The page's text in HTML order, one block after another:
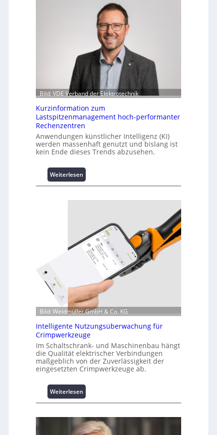
Bild: VDE Verband der Elektrotechnik
Kurzinformation zum
Lastspitzenmanagement hoch-performanter
Rechenzentren
Anwendungen künstlicher Intelligenz (KI)
werden massenhaft genutzt und bislang ist
kein Ende dieses Trends abzusehen.
Weiterlesen
K
r
f
t
i
o
n
u
m
L
a
s
s
p
i
z
e
Bild: Weidmüller GmbH & Co. KG
Intelligente Nutzungsüberwachung für
Crimpwerkzeuge
Im Schaltschrank- und Maschinenbau hängt
die Qualität elektrischer Verbindungen
maßgeblich von der Zuverlässigkeit der
eingesetzten Crimpwerkzeuge ab.
Weiterlesen
I
t
e